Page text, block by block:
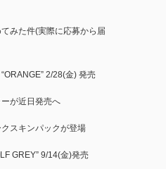
みた件(実際に応募から届
2/28(金) 発売
が近日発売へ
スキンパックが登場
GREY” 9/14(金)発売